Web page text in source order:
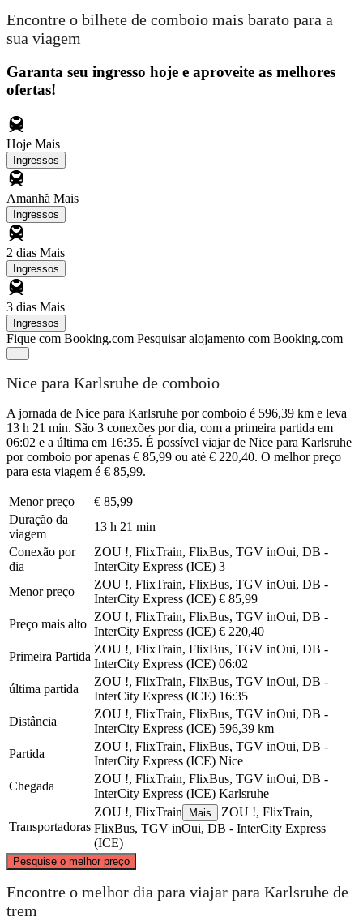
Encontre o bilhete de comboio mais barato para a
sua viagem
Garanta seu ingresso hoje e aproveite as melhores
ofertas!
Hoje Mais
Ingressos
Amanhã Mais
Ingressos
2 dias Mais
Ingressos
3 dias Mais
Ingressos
Fique com Booking.com Pesquisar alojamento com Booking.com
Nice para Karlsruhe de comboio
A jornada de Nice para Karlsruhe por comboio é 596,39 km e leva
13 h 21 min. São 3 conexões por dia, com a primeira partida em
06:02 e a última em 16:35. É possível viajar de Nice para Karlsruhe
por comboio por apenas € 85,99 ou até € 220,40. O melhor preço
para esta viagem é € 85,99.
Menor preço
€ 85,99
Duração da
viagem
13 h 21 min
Conexão por
dia
ZOU !, FlixTrain, FlixBus, TGV inOui, DB -
InterCity Express (ICE) 3
Menor preço
ZOU !, FlixTrain, FlixBus, TGV inOui, DB -
InterCity Express (ICE) € 85,99
Preço mais alto
ZOU !, FlixTrain, FlixBus, TGV inOui, DB -
InterCity Express (ICE) € 220,40
Primeira Partida
ZOU !, FlixTrain, FlixBus, TGV inOui, DB -
InterCity Express (ICE) 06:02
última partida
ZOU !, FlixTrain, FlixBus, TGV inOui, DB -
InterCity Express (ICE) 16:35
Distância
ZOU !, FlixTrain, FlixBus, TGV inOui, DB -
InterCity Express (ICE) 596,39 km
Partida
ZOU !, FlixTrain, FlixBus, TGV inOui, DB -
InterCity Express (ICE) Nice
Chegada
ZOU !, FlixTrain, FlixBus, TGV inOui, DB -
InterCity Express (ICE) Karlsruhe
Transportadoras
ZOU !, FlixTrain Mais
ZOU !, FlixTrain,
FlixBus, TGV inOui, DB - InterCity Express
(ICE)
Pesquise o melhor preço
Encontre o melhor dia para viajar para Karlsruhe de
trem